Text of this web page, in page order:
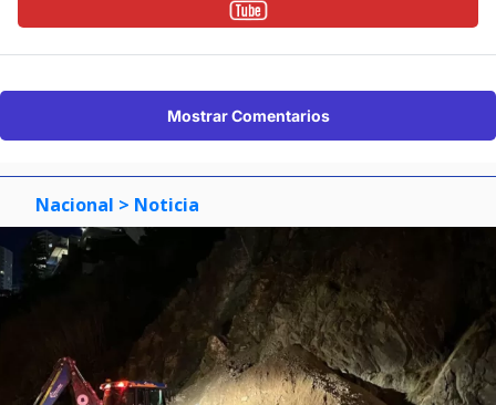
Mostrar Comentarios
Nacional > Noticia